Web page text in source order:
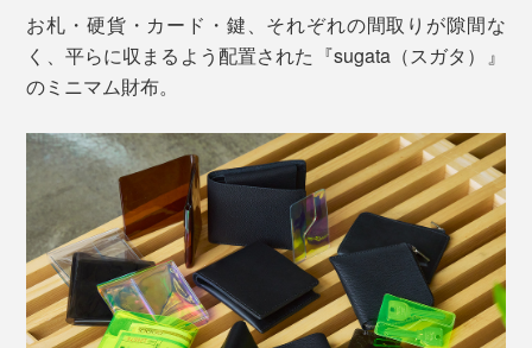
お札・硬貨・カード・鍵、それぞれの間取りが隙間な
く、平らに収まるよう配置された『sugata（スガタ）』
のミニマム財布。